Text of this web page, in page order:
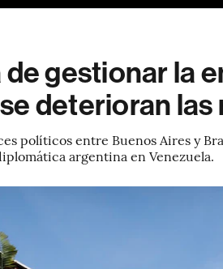
de gestionar la
deterioran
políticos entre Buenos Aires y
argentina en Venezuela.